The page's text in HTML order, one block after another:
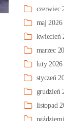
czerwiec
maj 2026
kwiecień
marzec
luty 2026
styczeń
grudzień
listopad